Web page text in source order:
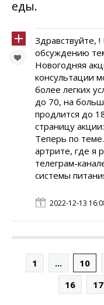
еды.
Здравствуйте,
обсуждению
Новогодняя
консультации
более легких
до 70, на
продлится до
страницу
Теперь по
артрите, где я
телеграм-
системы
2022-12-13
1 ... 10
16
17